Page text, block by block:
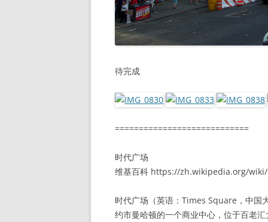
待完成
============================
时代广场
维基百科 https://zh.wikipedia.org/wiki/
时代广场（英语：Times Square，中国
约市曼哈顿的一个商业中心，位于百老